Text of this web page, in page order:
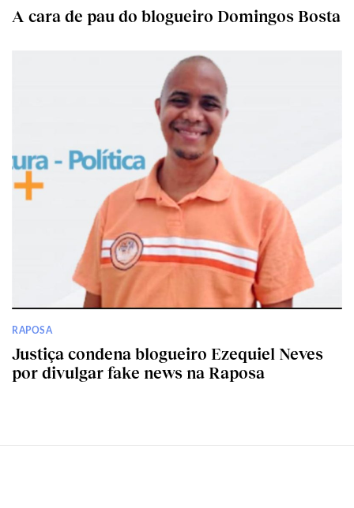
A cara de pau do blogueiro Domingos Bosta
RAPOSA
Justiça condena blogueiro Ezequiel Neves
por divulgar fake news na Raposa